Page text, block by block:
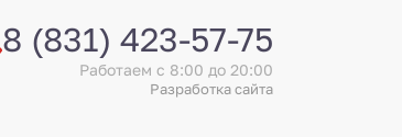
8 (831) 423-57-75
Работаем с 8:00 до 20:00
Разработка сайта